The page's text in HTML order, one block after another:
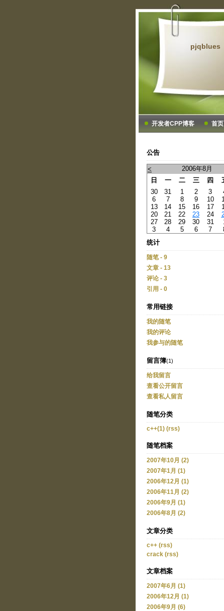
pjqblues
开发者CPP博客 首页
公告
< 2006年8月
日
一 二 三 四
30
31 1 2 3
6
7 8 9 10
13
14 15 16 17
20
21 22 23 24
27
28 29 30 31
3
4 5 6 7
统计
随笔 - 9
文章 - 13
评论 - 3
引用 - 0
常用链接
我的随笔
我的评论
我参与的随笔
留言簿(1)
给我留言
查看公开留言
查看私人留言
随笔分类
c++(1) (rss)
随笔档案
2007年10月 (2)
2007年1月 (1)
2006年12月 (1)
2006年11月 (2)
2006年9月 (1)
2006年8月 (2)
文章分类
c++ (rss)
crack (rss)
文章档案
2007年6月 (1)
2006年12月 (1)
2006年9月 (6)